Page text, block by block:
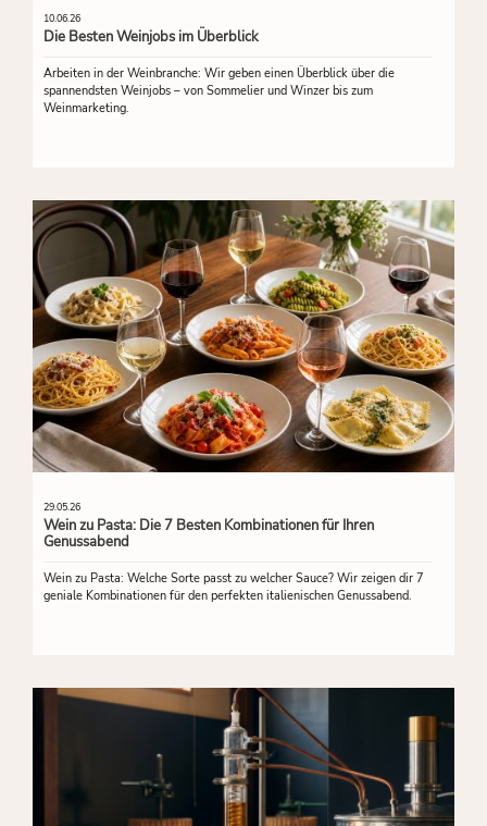
10.06.26
Die Besten Weinjobs im Überblick
Arbeiten in der Weinbranche: Wir geben einen Überblick über die
spannendsten Weinjobs – von Sommelier und Winzer bis zum
Weinmarketing.
29.05.26
Wein zu Pasta: Die 7 Besten Kombinationen für Ihren
Genussabend
Wein zu Pasta: Welche Sorte passt zu welcher Sauce? Wir zeigen dir 7
geniale Kombinationen für den perfekten italienischen Genussabend.